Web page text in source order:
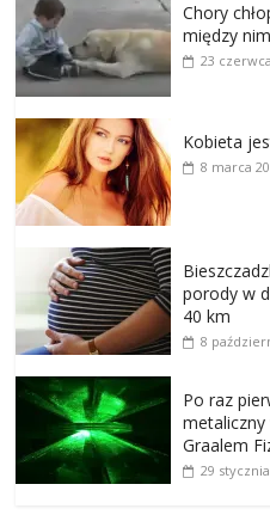
Chory
między
23
Kobieta
8 marca
porody w
40 km
8
Po raz
Graalem
29